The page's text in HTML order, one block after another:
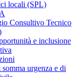
locali (SPL)
Consultivo Tecnico
e inclusione
urgenza e di